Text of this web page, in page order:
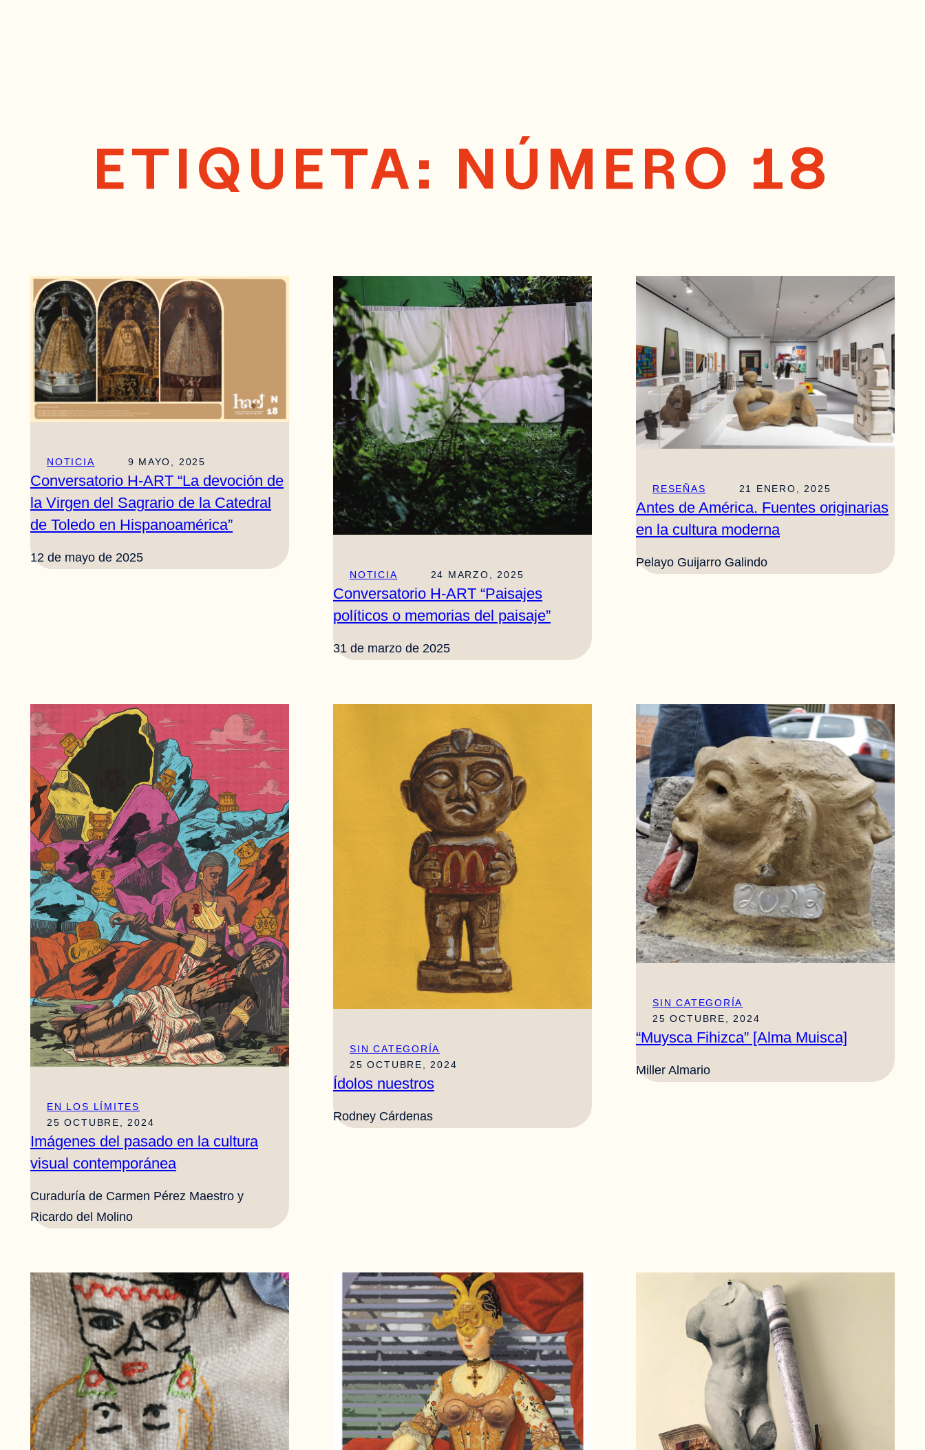
ETIQUETA: NÚMERO 18
NOTICIA 9 MAYO, 2025
Conversatorio H-ART “La devoción de
la Virgen del Sagrario de la Catedral
de Toledo en Hispanoamérica”
12 de mayo de 2025
NOTICIA 24 MARZO, 2025
Conversatorio H-ART “Paisajes
políticos o memorias del paisaje”
31 de marzo de 2025
RESEÑAS 21 ENERO, 2025
Antes de América. Fuentes originarias
en la cultura moderna
Pelayo Guijarro Galindo
EN LOS LÍMITES
25 OCTUBRE, 2024
Imágenes del pasado en la cultura
visual contemporánea
Curaduría de Carmen Pérez Maestro y
Ricardo del Molino
SIN CATEGORÍA
25 OCTUBRE, 2024
Ídolos nuestros
Rodney Cárdenas
SIN CATEGORÍA
25 OCTUBRE, 2024
“Muysca Fihizca” [Alma Muisca]
Miller Almario